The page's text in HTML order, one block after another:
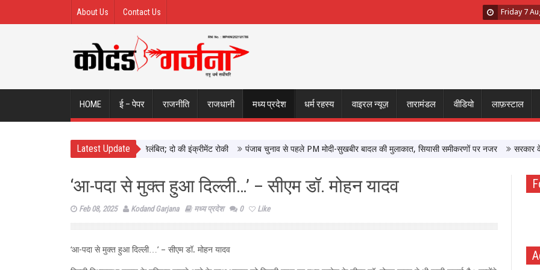
About Us Contact Us Friday 7
HOME ई – पेपर राजनीति राजधानी मध्य प्रदेश धर्म रहस्य वाइरल न्यूज़ तारामंडल वीडियो लाफ़स्टाल
Latest Update
छिंदवाड़ा में दिखाई सख्ती, 3 अधिकारी निलंबित; दो की इंक्रीमेंट रोकी पंजाब चुनाव से पहले PM मोदी-सुखबीर बादल की मुलाकात, सियासी समीकरणों पर नजर सरकार के साथ
‘आ-पदा से मुक्त हुआ दिल्ली…’ – सीएम डॉ. मोहन यादव
Feb 08, 2025 Kodand Garjana मध्य प्रदेश 0 Like
‘आ-पदा से मुक्त हुआ दिल्ली…’ – सीएम डॉ. मोहन यादव